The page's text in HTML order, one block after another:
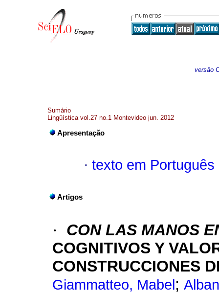
versão
Sumário
Lingüística vol.27 no.1 Montevideo jun. 2012
Apresentação
· texto em Português
Artigos
·
CON LAS MANOS
COGNITIVOS Y
CONSTRUCCIONES
Giammatteo, Mabel ;